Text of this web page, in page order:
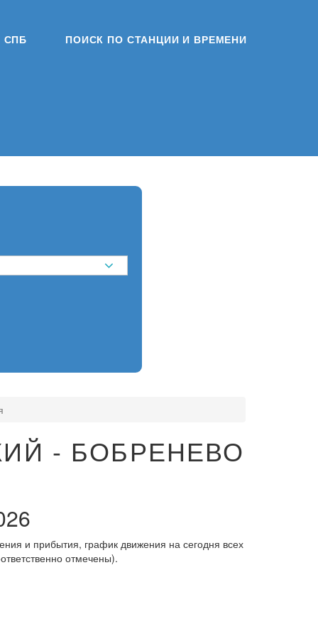
СПБ ПОИСК ПО СТАНЦИИ И ВРЕМЕНИ
- БОБРЕНЕВО
и прибытия, график движения на сегодня всех
отмечены).